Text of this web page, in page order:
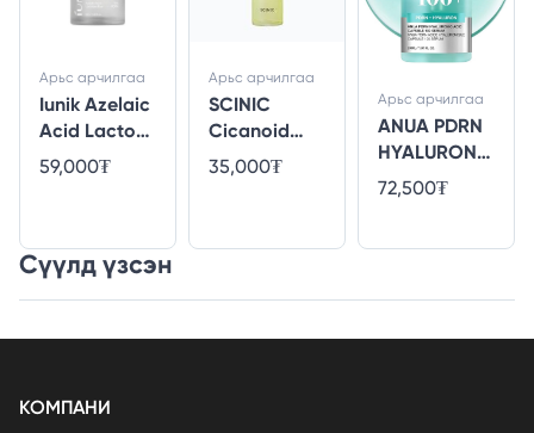
Iunik Azelaic
Acid Lacto
PDRN Serum
Арьс арчилгаа
59,000₮
SCINIC
Cicanoid
Toner
Арьс арчилгаа
35,000₮
ANUA PDRN
HYALURONI
C ACID
CAPSULE 100
Арьс арчилгаа
72,500₮
Сүүлд үзсэн
КОМПАНИ